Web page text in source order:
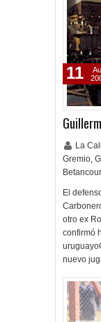
La
Gremio,
El
otro ex
confirmó
nuevo
11